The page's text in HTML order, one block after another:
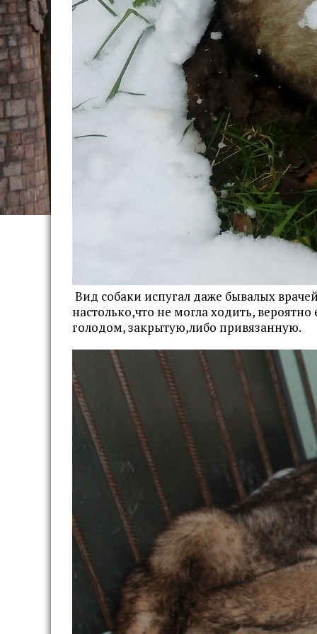
Вид собаки испугал даже бывалых
настолько,что не могла ходить,
голодом, закрытую,либо привязанную.